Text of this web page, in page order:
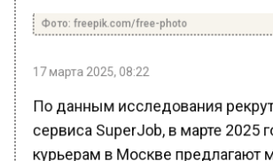
По данным исследования
сервиса SuperJob, в марте 2025
курьерам в Москве предлагают